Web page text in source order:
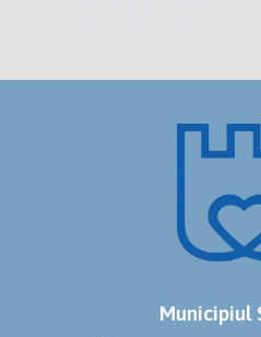
Municipiul